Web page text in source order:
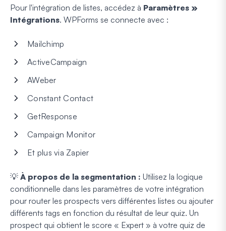
Pour l'intégration de listes, accédez à Paramètres »
Intégrations. WPForms se connecte avec :
Mailchimp
ActiveCampaign
AWeber
Constant Contact
GetResponse
Campaign Monitor
Et plus via Zapier
💡 À propos de la segmentation : Utilisez la logique
conditionnelle dans les paramètres de votre intégration
pour router les prospects vers différentes listes ou ajouter
différents tags en fonction du résultat de leur quiz. Un
prospect qui obtient le score « Expert » à votre quiz de